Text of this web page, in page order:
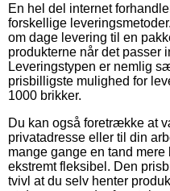
En hel del internet
forskellige
om dage levering til en
produkterne når det passer
Leveringstypen er nemlig
prisbilligste mulighed for
1000 brikker.
Du kan også foretrække at
privatadresse eller til din
mange gange en tand
ekstremt fleksibel. Den
tvivl at du selv henter